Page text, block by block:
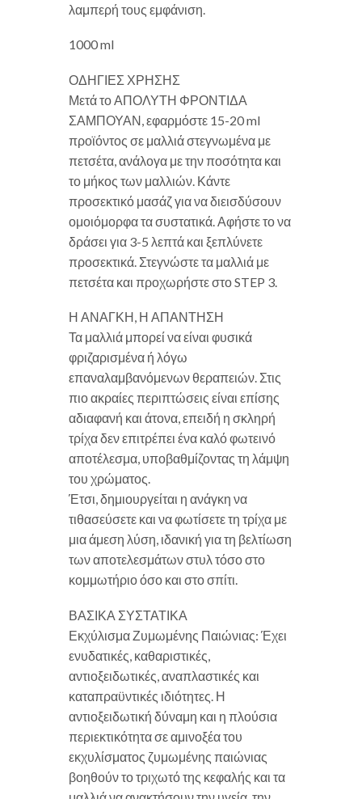
λαμπερή τους εμφάνιση.
1000 ml
ΟΔΗΓΙΕΣ ΧΡΗΣΗΣ
Μετά το ΑΠΟΛΥΤΗ ΦΡΟΝΤΙΔΑ
ΣΑΜΠΟΥΑΝ, εφαρμόστε 15-20 ml
προϊόντος σε μαλλιά στεγνωμένα με
πετσέτα, ανάλογα με την ποσότητα και
το μήκος των μαλλιών. Κάντε
προσεκτικό μασάζ για να διεισδύσουν
ομοιόμορφα τα συστατικά. Αφήστε το να
δράσει για 3-5 λεπτά και ξεπλύνετε
προσεκτικά. Στεγνώστε τα μαλλιά με
πετσέτα και προχωρήστε στο STEP 3.
Η ΑΝΑΓΚΗ, Η ΑΠΑΝΤΗΣΗ
Τα μαλλιά μπορεί να είναι φυσικά
φριζαρισμένα ή λόγω
επαναλαμβανόμενων θεραπειών. Στις
πιο ακραίες περιπτώσεις είναι επίσης
αδιαφανή και άτονα, επειδή η σκληρή
τρίχα δεν επιτρέπει ένα καλό φωτεινό
αποτέλεσμα, υποβαθμίζοντας τη λάμψη
του χρώματος.
Έτσι, δημιουργείται η ανάγκη να
τιθασεύσετε και να φωτίσετε τη τρίχα με
μια άμεση λύση, ιδανική για τη βελτίωση
των αποτελεσμάτων στυλ τόσο στο
κομμωτήριο όσο και στο σπίτι.
ΒΑΣΙΚΑ ΣΥΣΤΑΤΙΚΑ
Εκχύλισμα Ζυμωμένης Παιώνιας: Έχει
ενυδατικές, καθαριστικές,
αντιοξειδωτικές, αναπλαστικές και
καταπραϋντικές ιδιότητες. Η
αντιοξειδωτική δύναμη και η πλούσια
περιεκτικότητα σε αμινοξέα του
εκχυλίσματος ζυμωμένης παιώνιας
βοηθούν το τριχωτό της κεφαλής και τα